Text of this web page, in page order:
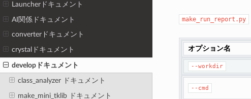
Launcherドキュメント
AI関係ドキュメント
converterドキュメント
crystalドキュメント
developドキュメント
class_analyzer ドキュメント
make_mini_tklib ドキュメント
make_run_report.py
オプション名
--workdir
--cmd